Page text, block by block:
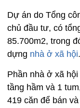
Dự án do Tổng
chủ đầu tư, có
85.700m2, trong
dựng nhà ở xã hội.
Phần nhà ở xã
tầng hầm và 1
419 căn để bán